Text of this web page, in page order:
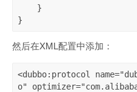
}
}
然后在XML配置中添加：
<dubbo:protocol
o"